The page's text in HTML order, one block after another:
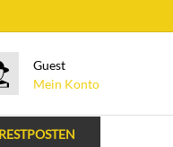
Guest
Mein Konto
RESTPOSTEN